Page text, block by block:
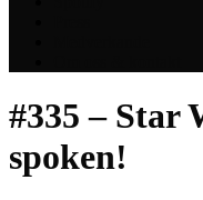
#335 – Star
spoken!